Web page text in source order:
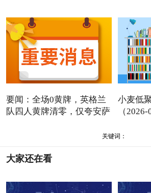
要闻：全场0黄牌，英格兰
队四人黄牌清零，仅夸安萨
小麦低
（
关键词：
大家还在看